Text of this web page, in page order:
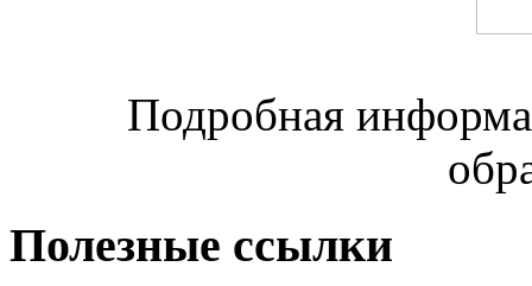
Подробная
Полезные ссылки